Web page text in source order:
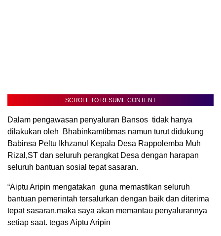
SCROLL TO RESUME CONTENT
Dalam pengawasan penyaluran Bansos tidak hanya
dilakukan oleh Bhabinkamtibmas namun turut didukung
Babinsa Peltu Ikhzanul Kepala Desa Rappolemba Muh
Rizal,ST dan seluruh perangkat Desa dengan harapan
seluruh bantuan sosial tepat sasaran.
“Aiptu Aripin mengatakan guna memastikan seluruh
bantuan pemerintah tersalurkan dengan baik dan diterima
tepat sasaran,maka saya akan memantau penyalurannya
setiap saat. tegas Aiptu Aripin